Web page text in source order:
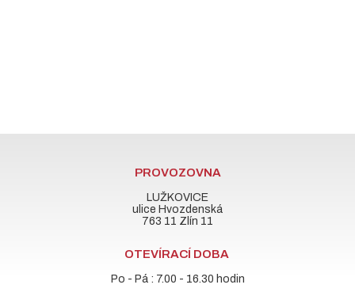
PROVOZOVNA
LUŽKOVICE
ulice Hvozdenská
763 11 Zlín 11
OTEVÍRACÍ DOBA
Po - Pá : 7.00 - 16.30 hodin